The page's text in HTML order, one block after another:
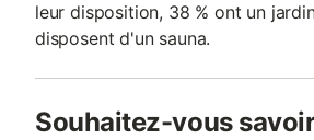
leur disposition, 38 % ont un
disposent d'un sauna.
Souhaitez-vous